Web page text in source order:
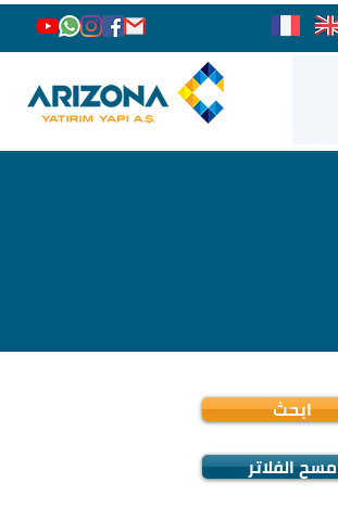
ابحث
مسح الفلاتر